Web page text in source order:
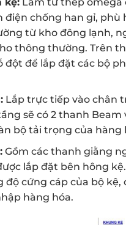
điện chống han gỉ, phù
từ kho đông lạnh,
thông thường. Trên
đột để lắp đặt các bộ
Lắp trực tiếp vào chân
sẽ có 2 thanh Beam
bộ tải trọng của hàng
Gồm các thanh giằng
lắp đặt bên hông
độ cứng cáp của bộ kệ,
hàng hóa.